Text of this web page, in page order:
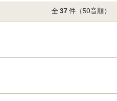
全 37件（50音順）